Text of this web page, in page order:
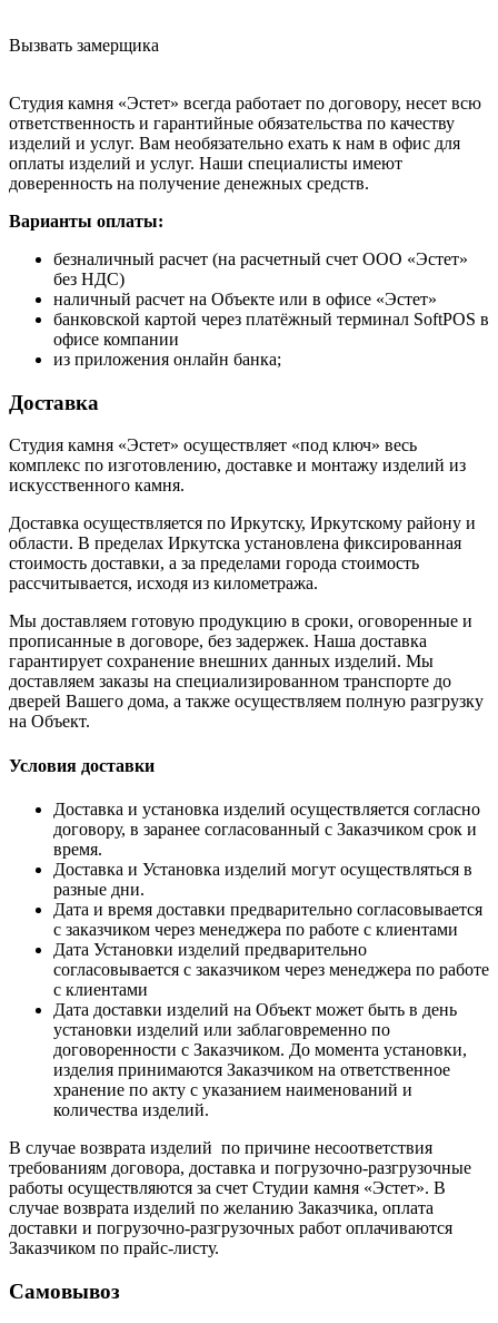
Вызвать замерщика
Студия камня «Эстет» всегда работает по договору, несет всю
ответственность и гарантийные обязательства по качеству
изделий и услуг. Вам необязательно ехать к нам в офис для
оплаты изделий и услуг. Наши специалисты имеют
доверенность на получение денежных средств.
Варианты оплаты:
безналичный расчет (на расчетный счет ООО «Эстет»
без НДС)
наличный расчет на Объекте или в офисе «Эстет»
банковской картой через платёжный терминал SoftPOS в
офисе компании
из приложения онлайн банка;
Доставка
Студия камня «Эстет» осуществляет «под ключ» весь
комплекс по изготовлению, доставке и монтажу изделий из
искусственного камня.
Доставка осуществляется по Иркутску, Иркутскому району и
области. В пределах Иркутска установлена фиксированная
стоимость доставки, а за пределами города стоимость
рассчитывается, исходя из километража.
Мы доставляем готовую продукцию в сроки, оговоренные и
прописанные в договоре, без задержек. Наша доставка
гарантирует сохранение внешних данных изделий. Мы
доставляем заказы на специализированном транспорте до
дверей Вашего дома, а также осуществляем полную разгрузку
на Объект.
Условия доставки
Доставка и установка изделий осуществляется согласно
договору, в заранее согласованный с Заказчиком срок и
время.
Доставка и Установка изделий могут осуществляться в
разные дни.
Дата и время доставки предварительно согласовывается
с заказчиком через менеджера по работе с клиентами
Дата Установки изделий предварительно
согласовывается с заказчиком через менеджера по работе
с клиентами
Дата доставки изделий на Объект может быть в день
установки изделий или заблаговременно по
договоренности с Заказчиком. До момента установки,
изделия принимаются Заказчиком на ответственное
хранение по акту с указанием наименований и
количества изделий.
В случае возврата изделий по причине несоответствия
требованиям договора, доставка и погрузочно-разгрузочные
работы осуществляются за счет Студии камня «Эстет». В
случае возврата изделий по желанию Заказчика, оплата
доставки и погрузочно-разгрузочных работ оплачиваются
Заказчиком по прайс-листу.
Самовывоз